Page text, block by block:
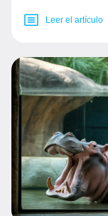
Leer el artículo